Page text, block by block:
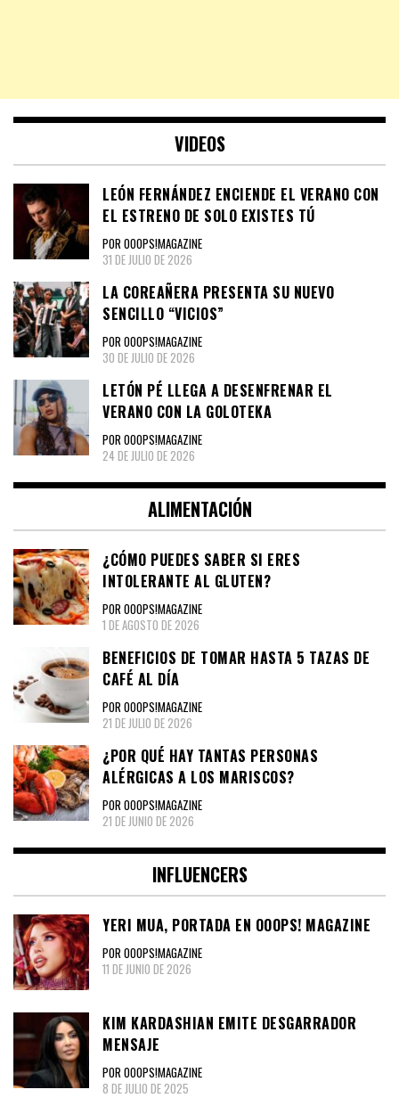
VIDEOS
LEÓN FERNÁNDEZ ENCIENDE EL VERANO CON
EL ESTRENO DE SOLO EXISTES TÚ
POR OOOPS!MAGAZINE
31 DE JULIO DE 2026
LA COREAÑERA PRESENTA SU NUEVO
SENCILLO “VICIOS”
POR OOOPS!MAGAZINE
30 DE JULIO DE 2026
LETÓN PÉ LLEGA A DESENFRENAR EL
VERANO CON LA GOLOTEKA
POR OOOPS!MAGAZINE
24 DE JULIO DE 2026
ALIMENTACIÓN
¿CÓMO PUEDES SABER SI ERES
INTOLERANTE AL GLUTEN?
POR OOOPS!MAGAZINE
1 DE AGOSTO DE 2026
BENEFICIOS DE TOMAR HASTA 5 TAZAS DE
CAFÉ AL DÍA
POR OOOPS!MAGAZINE
21 DE JULIO DE 2026
¿POR QUÉ HAY TANTAS PERSONAS
ALÉRGICAS A LOS MARISCOS?
POR OOOPS!MAGAZINE
21 DE JUNIO DE 2026
INFLUENCERS
YERI MUA, PORTADA EN OOOPS! MAGAZINE
POR OOOPS!MAGAZINE
11 DE JUNIO DE 2026
KIM KARDASHIAN EMITE DESGARRADOR
MENSAJE
POR OOOPS!MAGAZINE
8 DE JULIO DE 2025